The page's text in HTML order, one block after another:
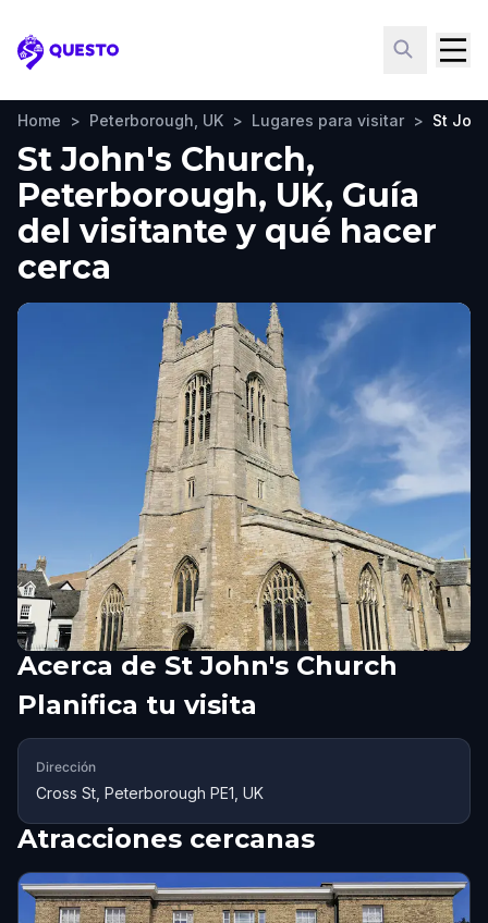
Questo
Home > Peterborough, UK > Lugares para visitar > St
St John's Church,
Peterborough, UK, Guía
del visitante y qué hacer
cerca
Acerca de St John's Church
Planifica tu visita
Dirección
Cross St, Peterborough PE1, UK
Atracciones cercanas